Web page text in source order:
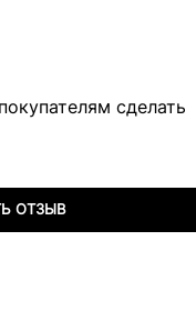
сделать
ОТЗЫВ